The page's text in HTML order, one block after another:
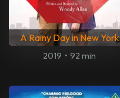
A Rainy Day in New York
2019 • 92 min